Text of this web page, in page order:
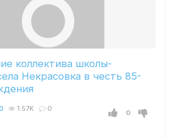
коллектива школы-
Некрасовка в честь 85-
0
1.57K 0